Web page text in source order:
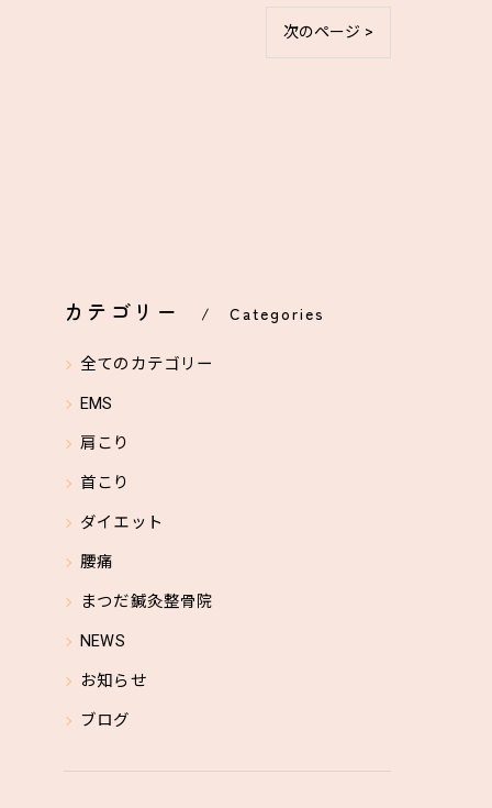
次のページ >
カテゴリー Categories
全てのカテゴリー
EMS
肩こり
首こり
ダイエット
腰痛
まつだ鍼灸整骨院
NEWS
お知らせ
ブログ